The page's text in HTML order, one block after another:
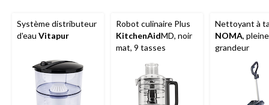
Système distributeur
d'eau Vitapur
Robot culinaire Plus
KitchenAidMD, noir
mat, 9 tasses
Nettoyant à
NOMA, pleine
grandeur